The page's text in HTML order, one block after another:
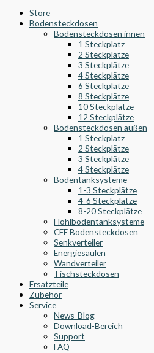
Store
Bodensteckdosen
Bodensteckdosen innen
1 Steckplatz
2 Steckplätze
3 Steckplätze
4 Steckplätze
6 Steckplätze
8 Steckplätze
10 Steckplätze
12 Steckplätze
Bodensteckdosen außen
1 Steckplatz
2 Steckplätze
3 Steckplätze
4 Steckplätze
Bodentanksysteme
1-3 Steckplätze
4-6 Steckplätze
8-20 Steckplätze
Hohlbodentanksysteme
CEE Bodensteckdosen
Senkverteiler
Energiesäulen
Wandverteiler
Tischsteckdosen
Ersatzteile
Zubehör
Service
News-Blog
Download-Bereich
Support
FAQ